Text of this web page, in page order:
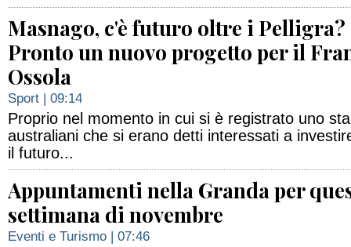
Masnago, c'è futuro oltre i Pelligra?
Pronto un nuovo progetto per il
Ossola
Sport | 09:14
Proprio nel momento in cui si è registrato uno
australiani che si erano detti interessati a
il futuro...
Appuntamenti nella Granda per
settimana di novembre
Eventi e Turismo | 07:46